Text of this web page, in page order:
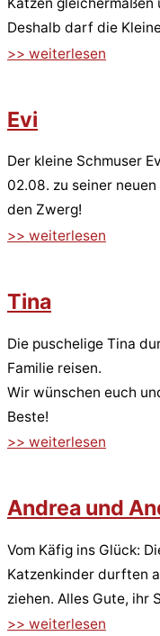
Deshalb darf die
>> weiterlesen
Evi
Der kleine Schmuser
02.08. zu seiner
den Zwerg!
>> weiterlesen
Tina
Die puschelige Tina
Familie reisen.
Wir wünschen euch
Beste!
>> weiterlesen
Andrea und
Vom Käfig ins Glück:
Katzenkinder durften
ziehen. Alles Gute, ihr
>> weiterlesen